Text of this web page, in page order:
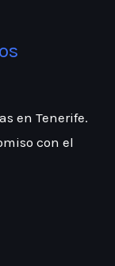
en Tenerife.
con el